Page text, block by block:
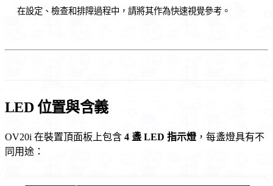
在設定、檢查和排障過程中，請將其作為快速視覺參考。
LED 位置與含義
OV20i 在裝置頂面板上包含 4 盞 LED 指示燈，每盞燈具有不
同用途：